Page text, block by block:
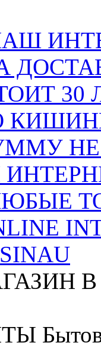
30
НЕ